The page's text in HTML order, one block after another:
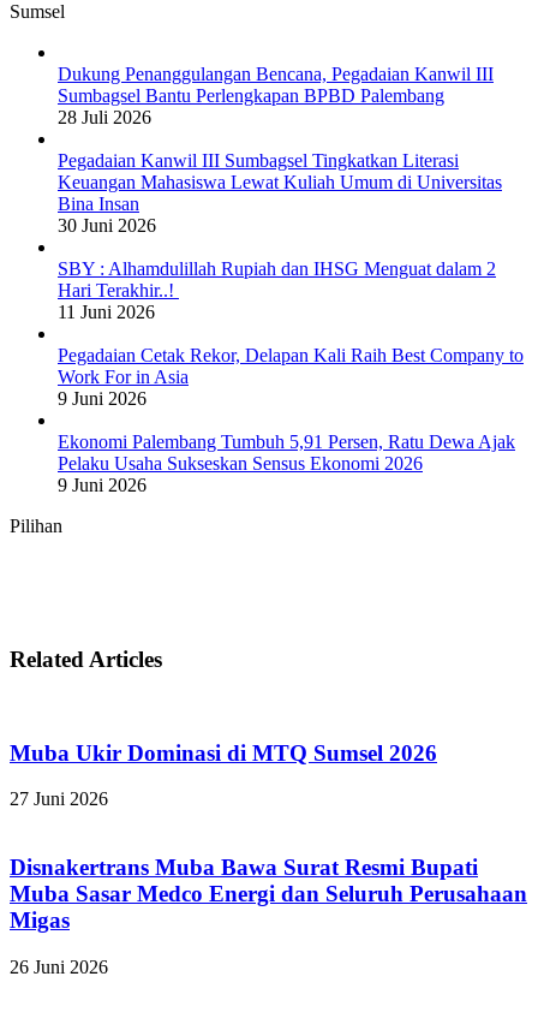
Sumsel
Dukung Penanggulangan Bencana, Pegadaian Kanwil III
Sumbagsel Bantu Perlengkapan BPBD Palembang
28 Juli 2026
Pegadaian Kanwil III Sumbagsel Tingkatkan Literasi
Keuangan Mahasiswa Lewat Kuliah Umum di Universitas
Bina Insan
30 Juni 2026
SBY : Alhamdulillah Rupiah dan IHSG Menguat dalam 2
Hari Terakhir..!
11 Juni 2026
Pegadaian Cetak Rekor, Delapan Kali Raih Best Company to
Work For in Asia
9 Juni 2026
Ekonomi Palembang Tumbuh 5,91 Persen, Ratu Dewa Ajak
Pelaku Usaha Sukseskan Sensus Ekonomi 2026
9 Juni 2026
Pilihan
Related Articles
Muba Ukir Dominasi di MTQ Sumsel 2026
27 Juni 2026
Disnakertrans Muba Bawa Surat Resmi Bupati
Muba Sasar Medco Energi dan Seluruh Perusahaan
Migas
26 Juni 2026